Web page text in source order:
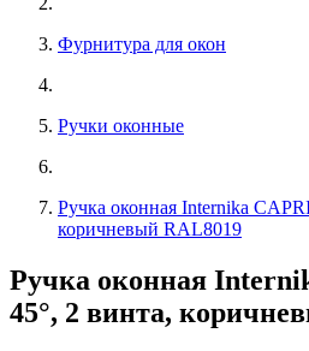
Фурнитура для окон
Ручки оконные
Ручка оконная Internika
коричневый RAL8019
Ручка оконная
45°, 2 винта,